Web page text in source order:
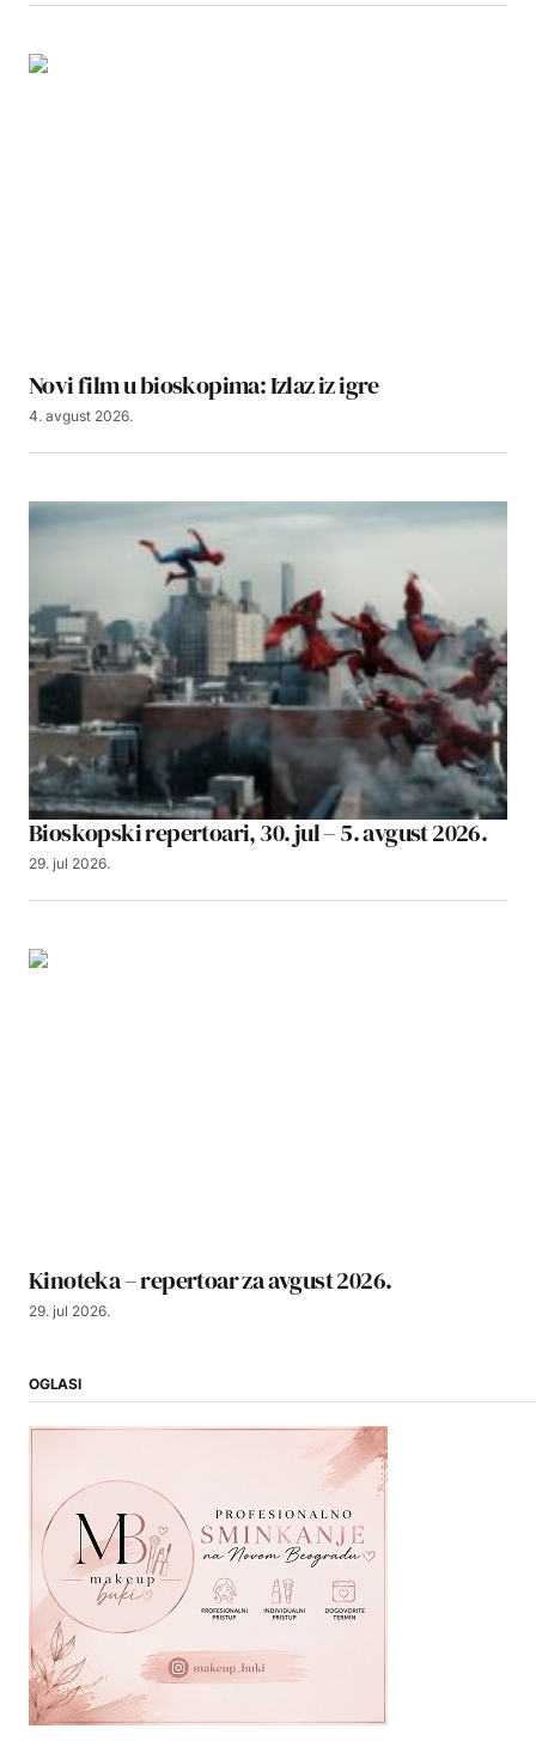
Novi film u bioskopima: Izlaz iz igre
4. avgust 2026.
Bioskopski repertoari, 30. jul – 5. avgust 2026.
29. jul 2026.
Kinoteka – repertoar za avgust 2026.
29. jul 2026.
OGLASI